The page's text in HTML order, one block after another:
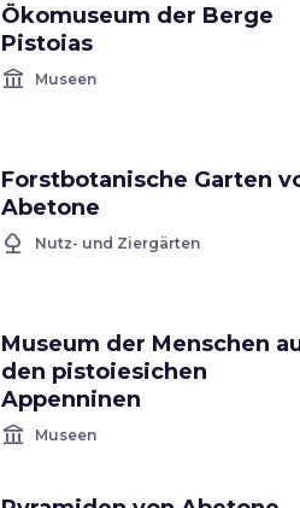
Ökomuseum der Berge
Pistoias
account_balance Museen
Forstbotanische Garten
Abetone
nature Nutz- und Ziergärten
Museum der Menschen
den pistoiesichen
Appenninen
account_balance Museen